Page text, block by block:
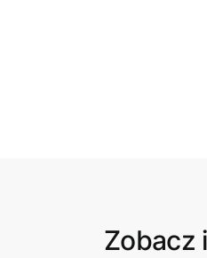
Zobacz